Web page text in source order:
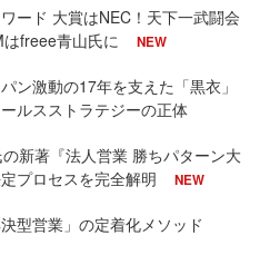
ード 大賞はNEC！天下一武闘会
freee青山氏に
NEW
ン激動の17年を支えた「黒衣」
ルスストラテジーの正体
新著『法人営業 勝ちパターン大
プロセスを完全解明
NEW
型営業」の定着化メソッド